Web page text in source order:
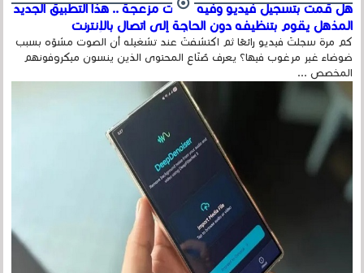
هل قمت بتسجيل فيديو وفيه أصوت مزعجة .. هذا التطبيق الجديد
المذهل يقوم بتنظيفه دون الحاجة إلى اتصال بالإنترنت
كم مرة سجلتَ فيديو رائعًا ثم اكتشفتَ عند تشغيله أن الصوت مشوّه بسبب
ضوضاء غير مرغوب فيها؟ يعرف صُنّاع المحتوى الذين ينسون ميكروفونهم
المخصص ...